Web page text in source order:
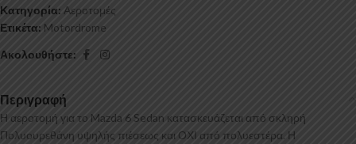
Κατηγορία: Αεροτομές
Ετικέτα: Motordrome
Ακολουθήστε:
Περιγραφή
Η αεροτομή για το Mazda 6 Sedan κατασκευάζεται από σκληρή
Πολυουρεθάνη υψηλής πιέσεως και ΟΧΙ από πολυεστέρα. Η